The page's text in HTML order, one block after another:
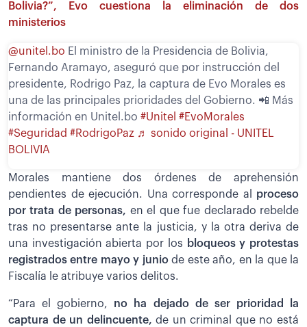
Bolivia?”, Evo cuestiona la eliminación de dos
ministerios
@unitel.bo El ministro de la Presidencia de Bolivia,
Fernando Aramayo, aseguró que por instrucción del
presidente, Rodrigo Paz, la captura de Evo Morales es
una de las principales prioridades del Gobierno. 📲 Más
información en Unitel.bo #Unitel #EvoMorales
#Seguridad #RodrigoPaz ♬ sonido original - UNITEL
BOLIVIA
Morales mantiene dos órdenes de aprehensión
pendientes de ejecución. Una corresponde al
proceso
por trata de personas, en el que fue declarado rebelde
tras no presentarse ante la justicia, y la otra deriva de
una investigación abierta por los
bloqueos y protestas
registrados entre mayo y juniode este año, en la que la
Fiscalía le atribuye varios delitos.
“Para el gobierno, no ha dejado de ser prioridad la
captura de un delincuente,de un criminal que no está